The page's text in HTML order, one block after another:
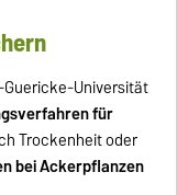
Universität
für
Trockenheit oder
bei Ackerpflanzen